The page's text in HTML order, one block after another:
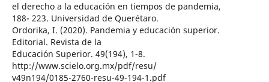
el derecho a la educación en tiempos de pandemia,
188- 223. Universidad de Querétaro.
Ordorika, I. (2020). Pandemia y educación superior.
Editorial. Revista de la
Educación Superior. 49(194), 1-8.
http://www.scielo.org.mx/pdf/resu/
v49n194/0185-2760-resu-49-194-1.pdf